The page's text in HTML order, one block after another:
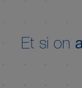
Et si on